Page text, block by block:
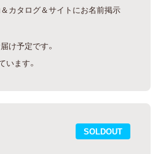
カタログ＆サイトにお名前掲示
け予定です。
います。
SOLDOUT